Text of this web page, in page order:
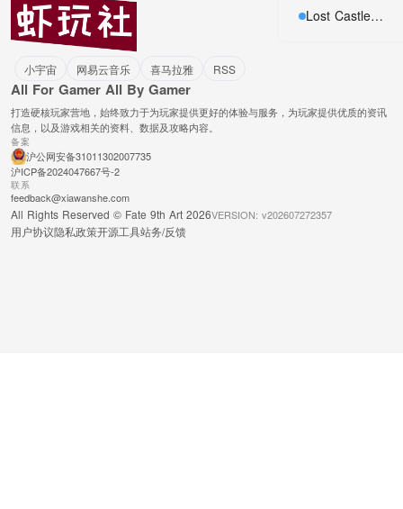
Lost Castle / 失落城堡
小宇宙 网易云音乐 喜马拉雅 RSS
All For Gamer All By Gamer
打造硬核玩家营地，始终致力于为玩家提供更好的体验与服务，为玩家提供优质的资讯
信息，以及游戏相关的资料、数据及攻略内容。
备案
沪公网安备31011302007735
沪ICP备2024047667号-2
联系
feedback@xiawanshe.com
All Rights Reserved © Fate 9th Art 2026VERSION: v202607272357
用户协议隐私政策开源工具站务/反馈